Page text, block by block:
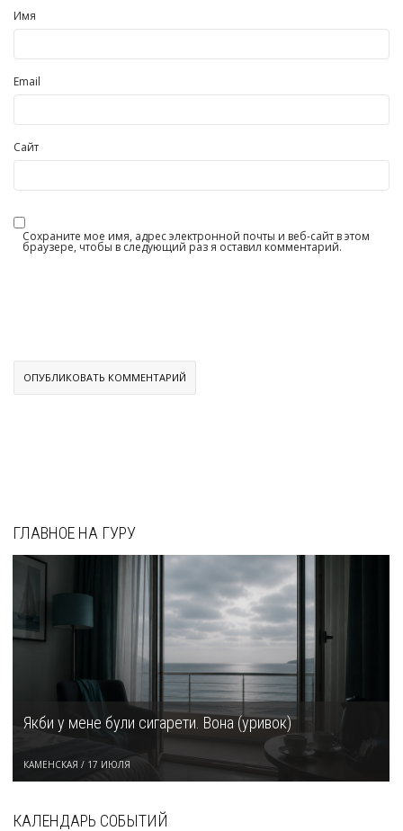
Имя
Email
Сайт
Сохраните мое имя, адрес электронной почты и веб-сайт в этом
браузере, чтобы в следующий раз я оставил комментарий.
ГЛАВНОЕ НА ГУРУ
Якби у мене були сигарети. Вона (уривок)
КАМЕНСКАЯ / 17 ИЮЛЯ
КАЛЕНДАРЬ СОБЫТИЙ